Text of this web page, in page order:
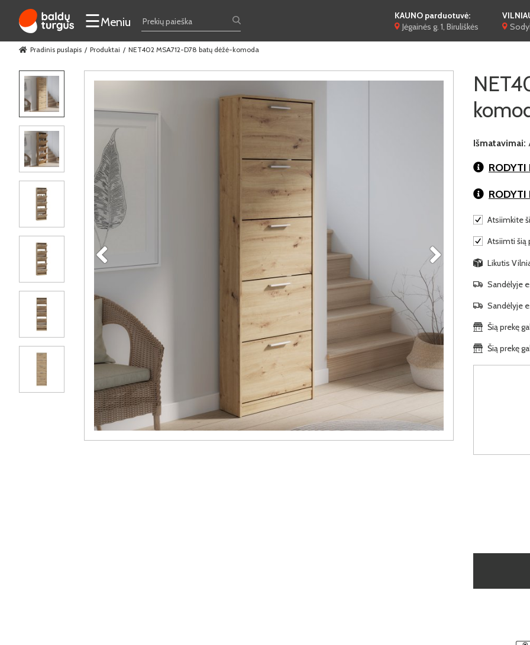
☰Meniu
KAUNO parduotuvė:
Jėgainės g. 1, Biruliškės
Pradinis puslapis Produktai NET402 MSA712-D78 batų dėžė-komoda
Išmatavimai:
RODYTI
RODYTI
Atsiimkite
Atsiimti šią
Likutis
Sandėlyje
Sandėlyje
Šią prekę
Šią prekę